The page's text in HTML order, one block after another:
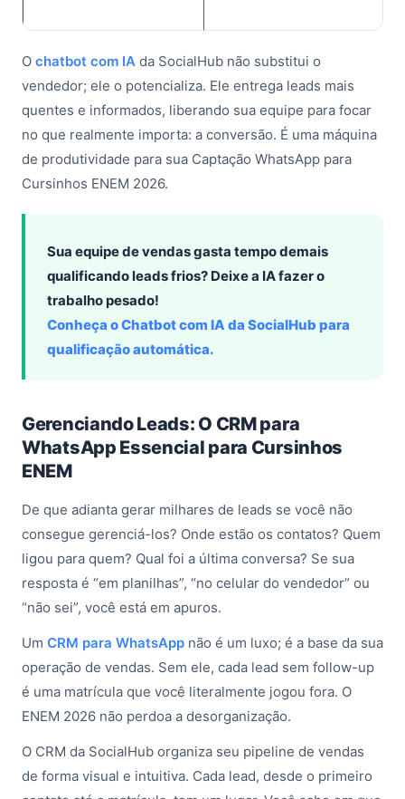
O chatbot com IA da SocialHub não substitui o
vendedor; ele o potencializa. Ele entrega leads mais
quentes e informados, liberando sua equipe para focar
no que realmente importa: a conversão. É uma máquina
de produtividade para sua Captação WhatsApp para
Cursinhos ENEM 2026.
Sua equipe de vendas gasta tempo demais
qualificando leads frios? Deixe a IA fazer o
trabalho pesado!
Conheça o Chatbot com IA da SocialHub para
qualificação automática.
Gerenciando Leads: O CRM para
WhatsApp Essencial para Cursinhos
ENEM
De que adianta gerar milhares de leads se você não
consegue gerenciá-los? Onde estão os contatos? Quem
ligou para quem? Qual foi a última conversa? Se sua
resposta é “em planilhas”, “no celular do vendedor” ou
“não sei”, você está em apuros.
Um CRM para WhatsApp não é um luxo; é a base da sua
operação de vendas. Sem ele, cada lead sem follow-up
é uma matrícula que você literalmente jogou fora. O
ENEM 2026 não perdoa a desorganização.
O CRM da SocialHub organiza seu pipeline de vendas
de forma visual e intuitiva. Cada lead, desde o primeiro